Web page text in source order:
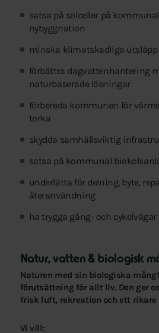
satsa på solceller på
nybyggnation
minska klimatskadliga
förbättra dagvattenhantering
naturbaserade lösningar
förbereda kommunen för
torka
skydda samhällsviktig
satsa på kommunal
underlätta för delning, byte,
återanvändning
ha trygga gång- och
Natur, vatten & biologisk
Naturen med sin biologiska
förutsättning för allt liv. Den ger
frisk luft, rekreation och ett rikare
Vi vill: